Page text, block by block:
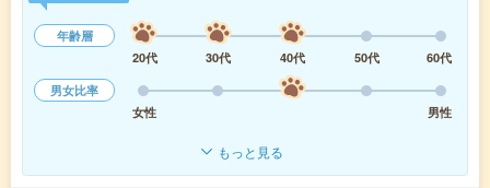
年齢層
20代
30代 40代 50代
60代
男女比率
女性
男性
もっと見る